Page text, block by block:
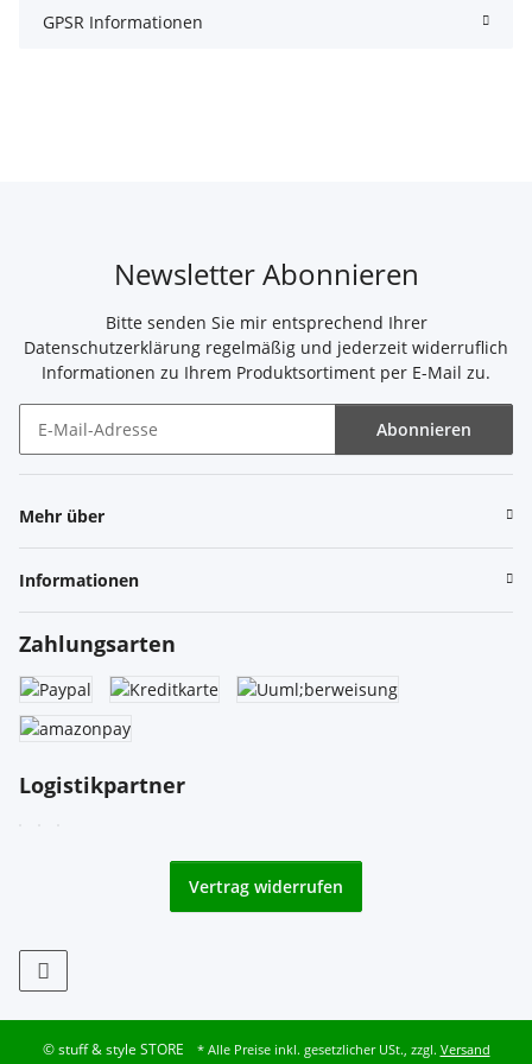
GPSR Informationen
Newsletter Abonnieren
Bitte senden Sie mir entsprechend Ihrer
Datenschutzerklärung regelmäßig und jederzeit widerruflich
Informationen zu Ihrem Produktsortiment per E-Mail zu.
Abonnieren
Mehr über
Informationen
Zahlungsarten
Logistikpartner
Vertrag widerrufen
© stuff & style STORE * Alle Preise inkl. gesetzlicher USt., zzgl. Versand